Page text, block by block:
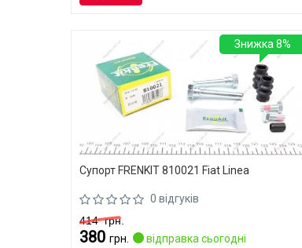
Супорт FRENKIT 810021 Fiat Linea
0 відгуків
414грн.
380 грн.
відправка сьогодні
Знижка 8%